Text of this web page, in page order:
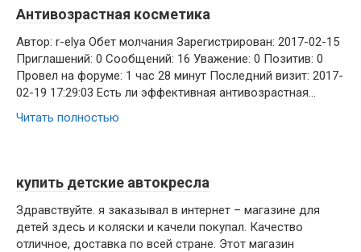
Антивозрастная косметика
Автор: r-elya Обет молчания Зарегистрирован: 2017-02-15
Приглашений: 0 Сообщений: 16 Уважение: 0 Позитив: 0
Провел на форуме: 1 час 28 минут Последний визит: 2017-
02-19 17:29:03 Есть ли эффективная антивозрастная…
Читать полностью
купить детские автокресла
Здравствуйте. я заказывал в интернет – магазине для
детей здесь и коляски и качели покупал. Качество
отличное, доставка по всей стране. Этот магазин